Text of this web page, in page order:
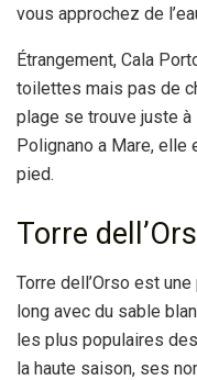
vous approchez de
Étrangement, Cala
toilettes mais pas de
plage se trouve juste à
Polignano a Mare,
pied.
Torre
Torre dell’Orso est
long avec du sable
les plus populaires
la haute saison, ses